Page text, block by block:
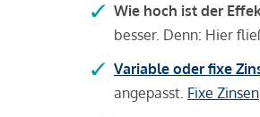
Wie hoch ist der
besser. Denn: Hier
Variable oder fixe
angepasst. Fixe Zinsen